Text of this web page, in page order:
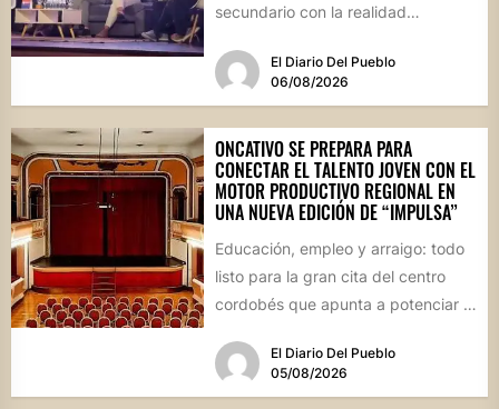
secundario con la realidad
El Diario Del Pueblo
06/08/2026
ONCATIVO SE PREPARA PARA
CONECTAR EL TALENTO JOVEN CON EL
MOTOR PRODUCTIVO REGIONAL EN
UNA NUEVA EDICIÓN DE “IMPULSA”
Educación, empleo y arraigo: todo
listo para la gran cita del centro
cordobés que apunta a potenciar el
El Diario Del Pueblo
05/08/2026